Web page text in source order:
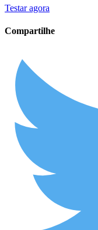
Testar agora
Compartilhe